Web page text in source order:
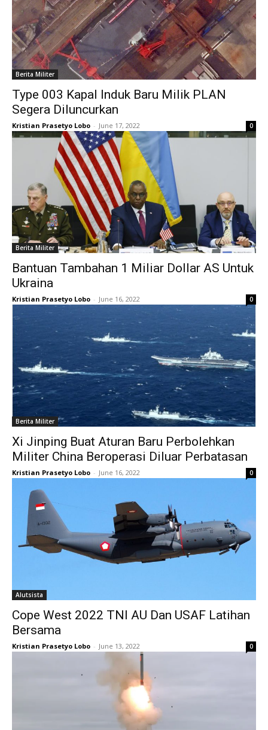
Berita Militer
Type 003 Kapal Induk Baru Milik PLAN
Segera Diluncurkan
Kristian Prasetyo Lobo - June 17, 2022 0
Berita Militer
Bantuan Tambahan 1 Miliar Dollar AS Untuk
Ukraina
Kristian Prasetyo Lobo - June 16, 2022 0
Berita Militer
Xi Jinping Buat Aturan Baru Perbolehkan
Militer China Beroperasi Diluar Perbatasan
Kristian Prasetyo Lobo - June 16, 2022 0
Alutsista
Cope West 2022 TNI AU Dan USAF Latihan
Bersama
Kristian Prasetyo Lobo - June 13, 2022 0